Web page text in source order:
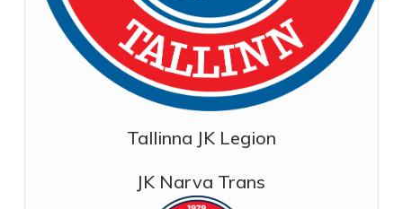
Tallinna JK Legion
JK Narva Trans